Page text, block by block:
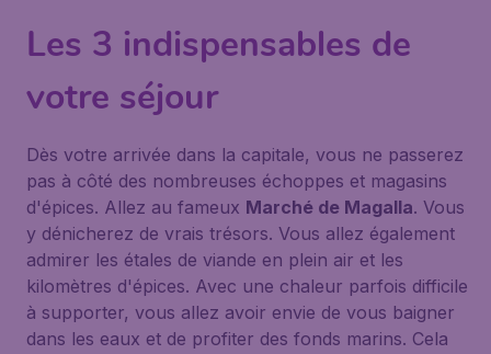
Les 3 indispensables de
votre séjour
Dès votre arrivée dans la capitale, vous ne passerez
pas à côté des nombreuses échoppes et magasins
d'épices. Allez au fameux Marché de Magalla. Vous
y dénicherez de vrais trésors. Vous allez également
admirer les étales de viande en plein air et les
kilomètres d'épices. Avec une chaleur parfois difficile
à supporter, vous allez avoir envie de vous baigner
dans les eaux et de profiter des fonds marins. Cela